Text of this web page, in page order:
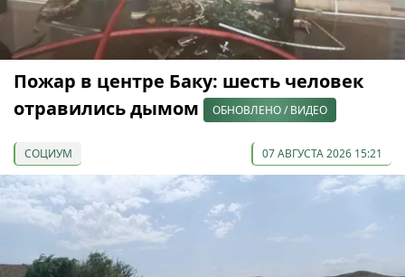
Пожар в центре Баку: шесть человек
отравились дымом
ОБНОВЛЕНО / ВИДЕО
СОЦИУМ 07 АВГУСТА 2026 15:21